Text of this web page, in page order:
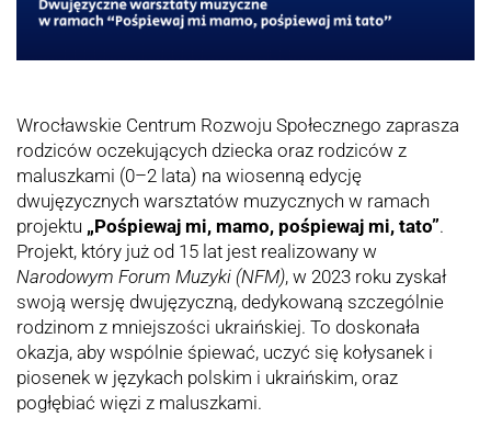
Wrocławskie Centrum Rozwoju Społecznego zaprasza
rodziców oczekujących dziecka oraz rodziców z
maluszkami (0–2 lata) na wiosenną edycję
dwujęzycznych warsztatów muzycznych w ramach
projektu „Pośpiewaj mi, mamo, pośpiewaj mi, tato”.
Projekt, który już od 15 lat jest realizowany w
Narodowym Forum Muzyki (NFM), w 2023 roku zyskał
swoją wersję dwujęzyczną, dedykowaną szczególnie
rodzinom z mniejszości ukraińskiej. To doskonała
okazja, aby wspólnie śpiewać, uczyć się kołysanek i
piosenek w językach polskim i ukraińskim, oraz
pogłębiać więzi z maluszkami.